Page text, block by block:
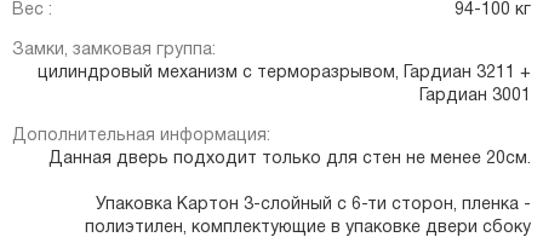
Вес : 94-100 кг
Замки, замковая группа:
цилиндровый механизм с терморазрывом, Гардиан 3211 +
Гардиан 3001
Дополнительная информация:
Данная дверь подходит только для стен не менее 20см.
Упаковка Картон 3-слойный с 6-ти сторон, пленка -
полиэтилен, комплектующие в упаковке двери сбоку